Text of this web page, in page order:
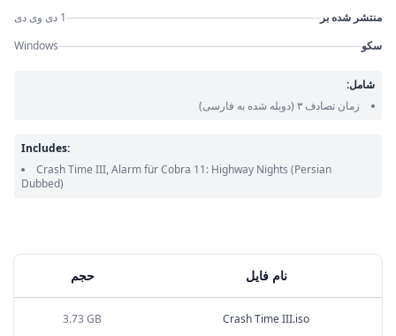
نام فایل حجم
Crash Time III.iso
3.73 GB
منتشر شده بر
1 دی وی دی
سکو
Windows
شامل:
زمان تصادف ۳
(دوبله شده به فارسی)
Includes:
Crash Time III, Alarm für Cobra 11: Highway Nights (Persian
Dubbed)